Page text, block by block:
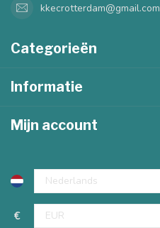
kkecrotterdam@gmail.com
Categorieën
Informatie
Mijn account
€